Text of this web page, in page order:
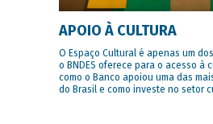
APOIO À CULTURA
O Espaço Cultural é apenas um
o BNDES oferece para o acesso à
como o Banco apoiou uma das
do Brasil e como investe no setor